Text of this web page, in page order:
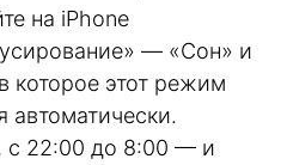
на iPhone
— «Сон» и
которое этот режим
автоматически.
с 22:00 до 8:00 — и